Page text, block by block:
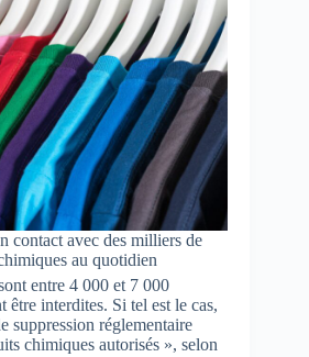
contact avec des milliers de
au quotidien
entre 4 000 et 7 000
être interdites. Si tel est le cas,
suppression réglementaire
chimiques autorisés », selon